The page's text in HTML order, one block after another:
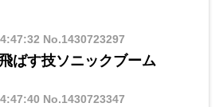
No.1430723297
ばす技ソニックブーム
No.1430723347